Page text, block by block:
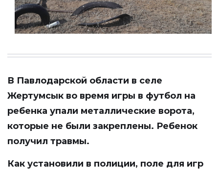
В Павлодарской области в селе
Жертумсык во время игры в футбол на
ребенка упали металлические ворота,
которые не были закреплены. Ребенок
получил травмы.
Как установили в полиции, поле для игр